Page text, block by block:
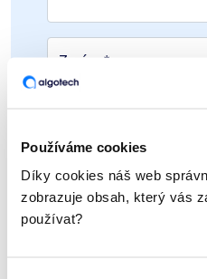
Používáme cookies
Díky cookies náš web
zobrazuje obsah, který vás
používat?
Zpráva*